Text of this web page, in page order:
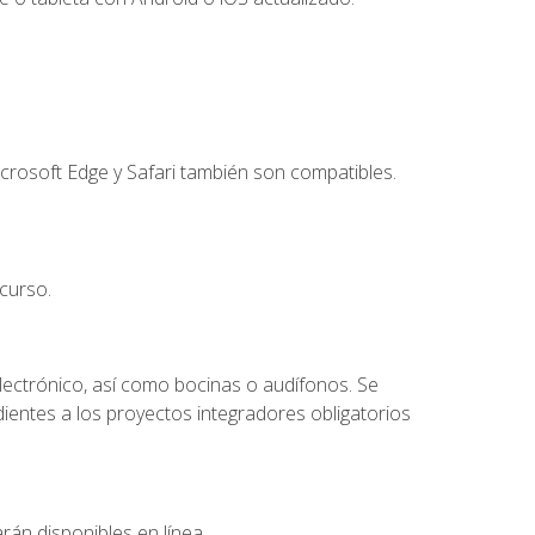
Edge y Safari también son compatibles.
así como bocinas o audífonos. Se
a los proyectos integradores obligatorios